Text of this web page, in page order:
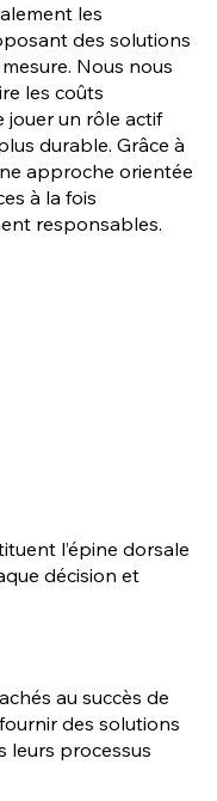
les
des solutions
Nous nous
les coûts
jouer un rôle actif
durable. Grâce à
approche orientée
à la fois
responsables.
l’épine dorsale
décision et
au succès de
des solutions
leurs processus